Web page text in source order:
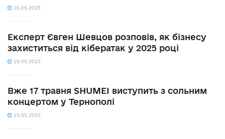
20.06.2025
Експерт Євген Шевцов розповів, як бізнесу
захиститься від кібератак у 2025 році
19.05.2025
Вже 17 травня SHUMEI виступить з сольним
концертом у Тернополі
15.05.2025